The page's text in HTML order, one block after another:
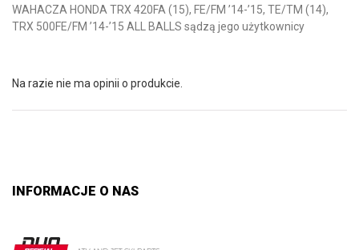
WAHACZA HONDA TRX 420FA (15), FE/FM ’14-’15, TE/TM (14),
TRX 500FE/FM ’14-’15 ALL BALLS sądzą jego użytkownicy
Na razie nie ma opinii o produkcie.
INFORMACJE O NAS